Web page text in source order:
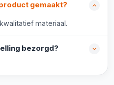
gemaakt?
materiaal.
bezorgd?